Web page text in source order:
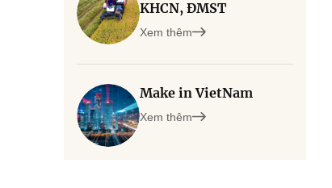
KHCN, ĐMST
Xem thêm
Make in VietNam
Xem thêm